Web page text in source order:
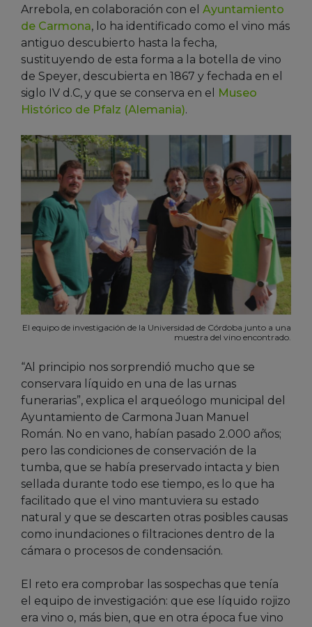
Arrebola, en colaboración con el Ayuntamiento
de Carmona, lo ha identificado como el vino más
antiguo descubierto hasta la fecha,
sustituyendo de esta forma a la botella de vino
de Speyer, descubierta en 1867 y fechada en el
siglo IV d.C, y que se conserva en el
Museo
Histórico de Pfalz (Alemania).
El equipo de investigación de la Universidad de Córdoba junto a una
muestra del vino encontrado.
“Al principio nos sorprendió mucho que se
conservara líquido en una de las urnas
funerarias”, explica el arqueólogo municipal del
Ayuntamiento de Carmona Juan Manuel
Román. No en vano, habían pasado 2.000 años;
pero las condiciones de conservación de la
tumba, que se había preservado intacta y bien
sellada durante todo ese tiempo, es lo que ha
facilitado que el vino mantuviera su estado
natural y que se descarten otras posibles causas
como inundaciones o filtraciones dentro de la
cámara o procesos de condensación.
El reto era comprobar las sospechas que tenía
el equipo de investigación: que ese líquido rojizo
era vino o, más bien, que en otra época fue vino